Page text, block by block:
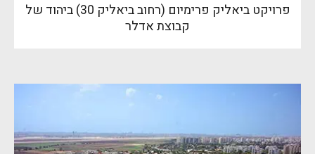
פרויקט ביאליק פרימיום (רחוב ביאליק 30) ביהוד של
קבוצת אדלר